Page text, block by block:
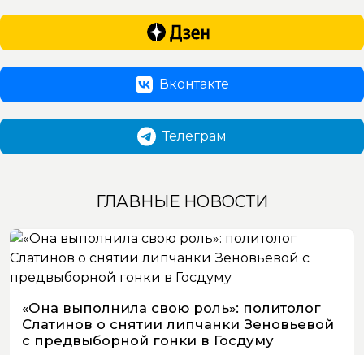
Вконтакте
Телеграм
ГЛАВНЫЕ НОВОСТИ
«Она выполнила свою роль»: политолог
Слатинов о снятии липчанки Зеновьевой
с предвыборной гонки в Госдуму